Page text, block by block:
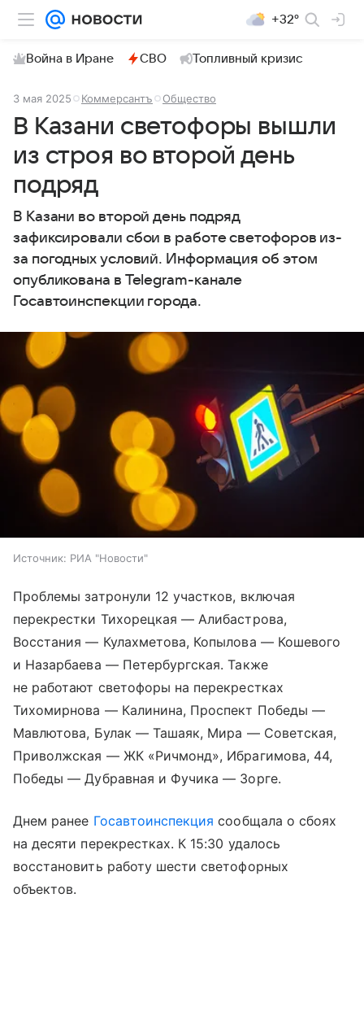
+32°
Война в Иране СВО Топливный кризис
3 мая 2025 Коммерсантъ Общество
В Казани светофоры вышли
из строя во второй день
подряд
В Казани во второй день подряд
зафиксировали сбои в работе светофоров из-
за погодных условий. Информация об этом
опубликована в Telegram-канале
Госавтоинспекции города.
Источник: РИА "Новости"
Проблемы затронули 12 участков, включая
перекрестки Тихорецкая — Алибастрова,
Восстания — Кулахметова, Копылова — Кошевого
и Назарбаева — Петербургская. Также
не работают светофоры на перекрестках
Тихомирнова — Калинина, Проспект Победы —
Мавлютова, Булак — Ташаяк, Мира — Советская,
Приволжская — ЖК «Ричмонд», Ибрагимова, 44,
Победы — Дубравная и Фучика — Зорге.
Днем ранее Госавтоинспекция сообщала о сбоях
на десяти перекрестках. К 15:30 удалось
восстановить работу шести светофорных
объектов.